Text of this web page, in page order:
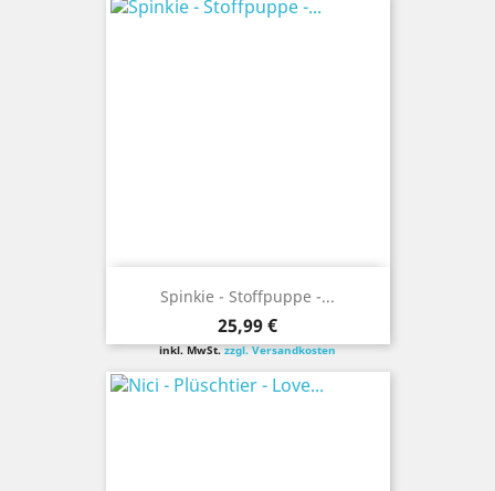
Spinkie - Stoffpuppe -...
Preis
25,99 €
inkl. MwSt.zzgl. Versandkosten